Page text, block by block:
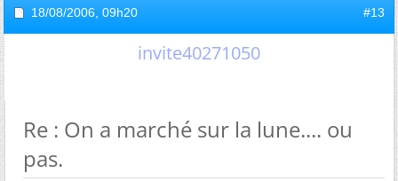
18/08/2006, 09h20 #13
invite40271050
Re : On a marché sur la lune.... ou
pas.